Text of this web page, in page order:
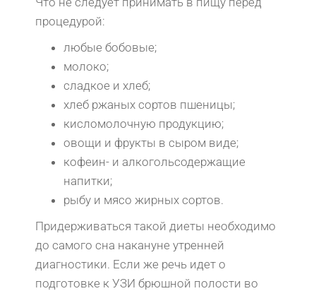
процедурой:
любые бобовые;
молоко;
сладкое и хлеб;
хлеб ржаных сортов пшеницы;
кисломолочную продукцию;
овощи и фрукты в сыром виде;
кофеин- и алкогольсодержащие
напитки;
рыбу и мясо жирных сортов.
Придерживаться такой диеты необходимо
до самого сна накануне утренней
диагностики. Если же речь идет о
подготовке к УЗИ брюшной полости во